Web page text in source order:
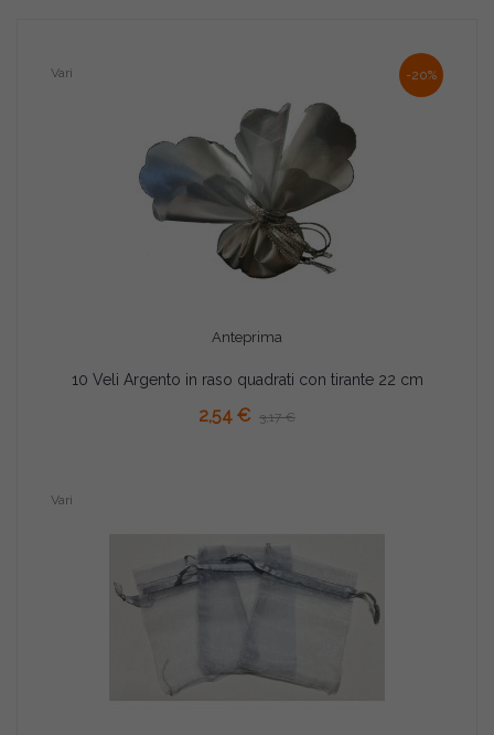
-20%
Anteprima
Vari
10 Veli Argento in raso quadrati con tirante 22 cm
2,54 € 3,17 €
Vari